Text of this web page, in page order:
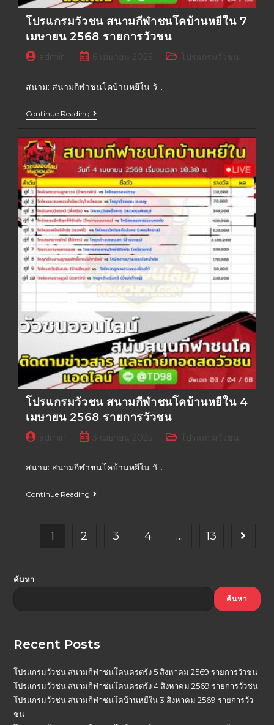
โปรแกรมวัวชน สนามกีฬาชนโคบ้านหยีใน 7
เมษายน 2568 รายการวัวชน
admin
สนาม: สนามกีฬาชนโคบ้านหยีใน วั…
Continue Reading
โปรแกรมวัวชน สนามกีฬาชนโคบ้านหยีใน 4
เมษายน 2568 รายการวัวชน
admin 3 เมษายน 2025
สนาม: สนามกีฬาชนโคบ้านหยีใน วั…
Continue Reading
1 2 3 4 … 13
ค้นหา
ค้นหา
Recent Posts
โปรแกรมวัวชน สนามกีฬาชนโคนครตรัง 5 สิงหาคม 2569 รายการวัวชน
โปรแกรมวัวชน สนามกีฬาชนโคนครตรัง 4 สิงหาคม 2569 รายการวัวชน
โปรแกรมวัวชน สนามกีฬาชนโคบ้านหยีใน 3 สิงหาคม 2569 รายการวัว
ชน